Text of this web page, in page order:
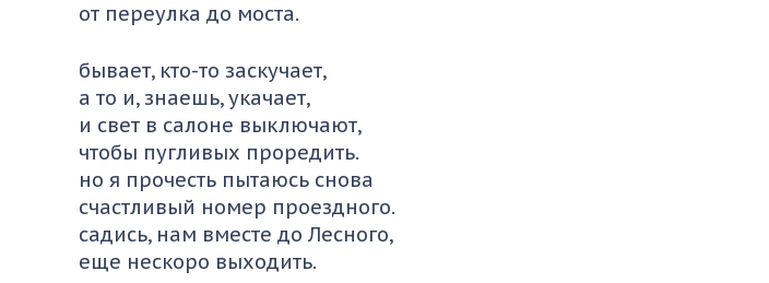
от переулка до моста.
бывает, кто-то заскучает,
а то и, знаешь, укачает,
и свет в салоне выключают,
чтобы пугливых проредить.
но я прочесть пытаюсь снова
счастливый номер проездного.
садись, нам вместе до Лесного,
еще нескоро выходить.